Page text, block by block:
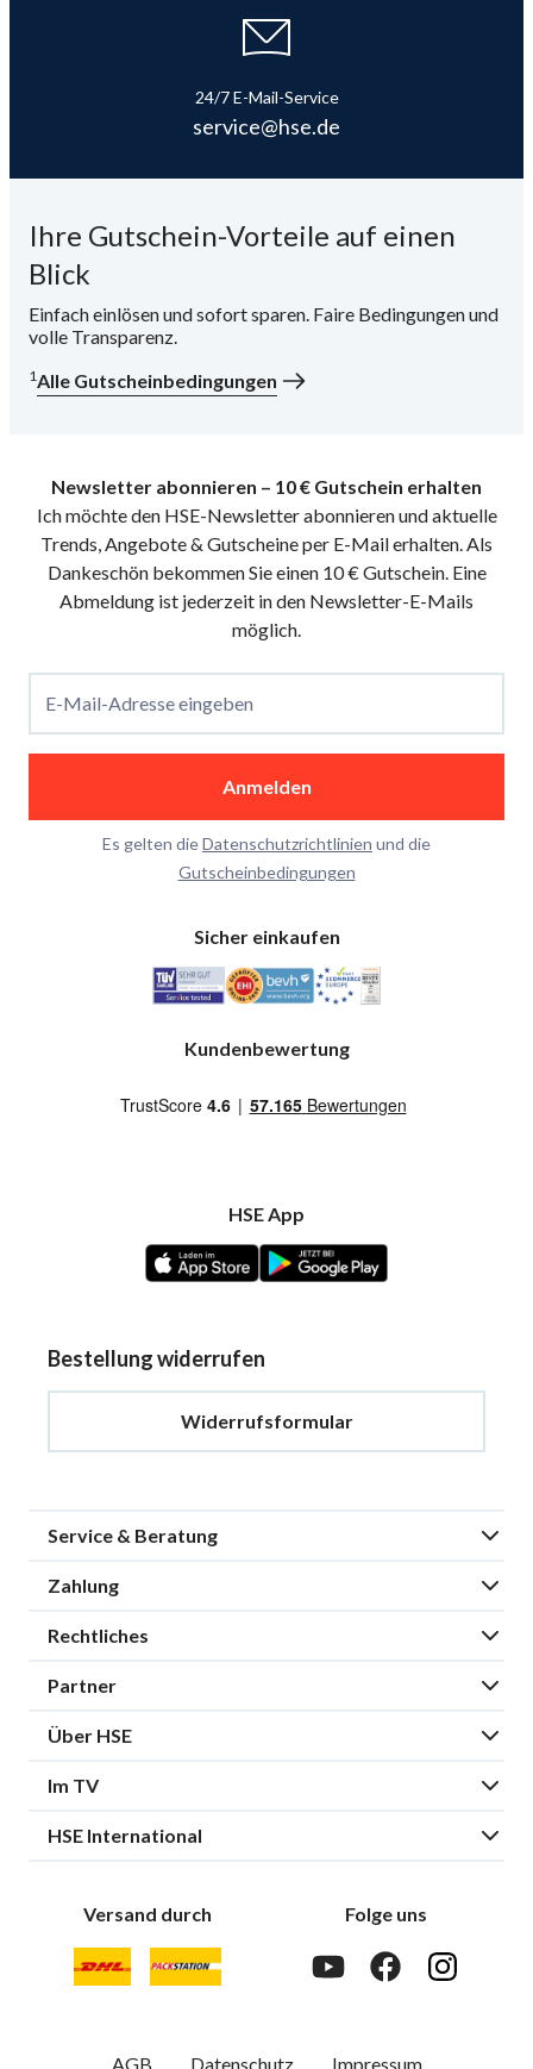
24/7 E-Mail-Service
service@hse.de
Ihre Gutschein-Vorteile auf einen
Blick
Einfach einlösen und sofort sparen. Faire Bedingungen und
volle Transparenz.
1Alle Gutscheinbedingungen
Newsletter abonnieren – 10 € Gutschein erhalten
Ich möchte den HSE-Newsletter abonnieren und aktuelle
Trends, Angebote & Gutscheine per E-Mail erhalten. Als
Dankeschön bekommen Sie einen 10 € Gutschein. Eine
Abmeldung ist jederzeit in den Newsletter-E-Mails
möglich.
E-Mail-Adresse eingeben
Anmelden
Es gelten dieDatenschutzrichtlinien und die
Gutscheinbedingungen
Sicher einkaufen
Kundenbewertung
HSE App
Bestellung widerrufen
Widerrufsformular
Service & Beratung
Zahlung
Rechtliches
Partner
Über HSE
Im TV
HSE International
Versand durch Folge uns
AGB Datenschutz Impressum